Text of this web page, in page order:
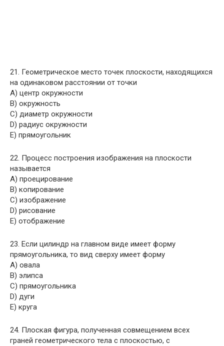
21. Геометрическое место точек плоскости, находящихся
на одинаковом расстоянии от точки
A) центр окружности
B) окружность
C) диаметр окружности
D) радиус окружности
E) прямоугольник
22. Процесс построения изображения на плоскости
называется
A) проецирование
B) копирование
C) изображение
D) рисование
E) отображение
23. Если цилиндр на главном виде имеет форму
прямоугольника, то вид сверху имеет форму
A) овала
B) элипса
C) прямоугольника
D) дуги
E) круга
24. Плоская фигура, полученная совмещением всех
граней геометрического тела с плоскостью, с